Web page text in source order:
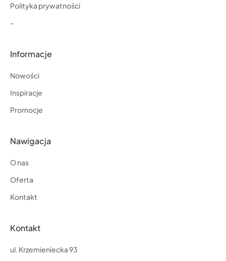
Polityka prywatności
-
Informacje
Nowości
Inspiracje
Promocje
Nawigacja
O nas
Oferta
Kontakt
Kontakt
ul. Krzemieniecka 93